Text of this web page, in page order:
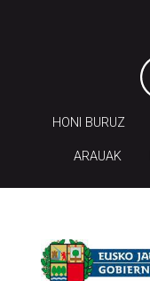
HONI BURUZ
ARAUAK